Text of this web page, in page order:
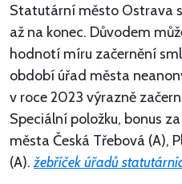
Statutární město Ostrava
až na konec. Důvodem
hodnotí míru začernění
období úřad města
v roce 2023 výrazně
Speciální položku, bonus
města Česká Třebová (A),
(A).žebříček úřadů